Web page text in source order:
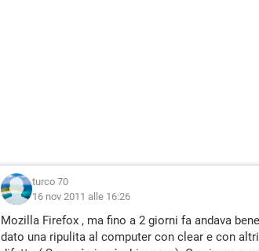
turco 70
16 nov 2011 alle 16:26
Mozilla Firefox , ma fino a 2 giorni fa andava
dato una ripulita al computer con clear e con